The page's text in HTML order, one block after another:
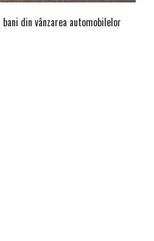
din vânzarea automobilelor